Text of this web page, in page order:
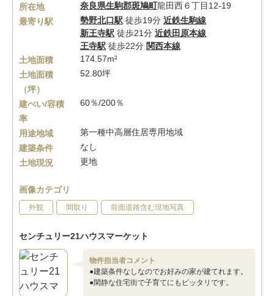
所在地 奈良県生駒郡斑鳩町龍田西６丁目12-19
最寄り駅
勢野北口駅 徒歩19分 近鉄生駒線
新王寺駅 徒歩21分 近鉄田原本線
王寺駅 徒歩22分 関西本線
土地面積
174.57m²
土地面積
（坪）
52.80坪
建ぺい/容積
率
60％/200％
用途地域
第一種中高層住居専用地域
建築条件
なし
土地現況
更地
画像カテゴリ
外観 間取り 前面道路含む現地写真
センチュリー21ハウスマーケット
物件担当者コメント
●建築条件なしなのでお好みの家が建てれます。
●閑静な住宅街で子育てにもピッタリです。